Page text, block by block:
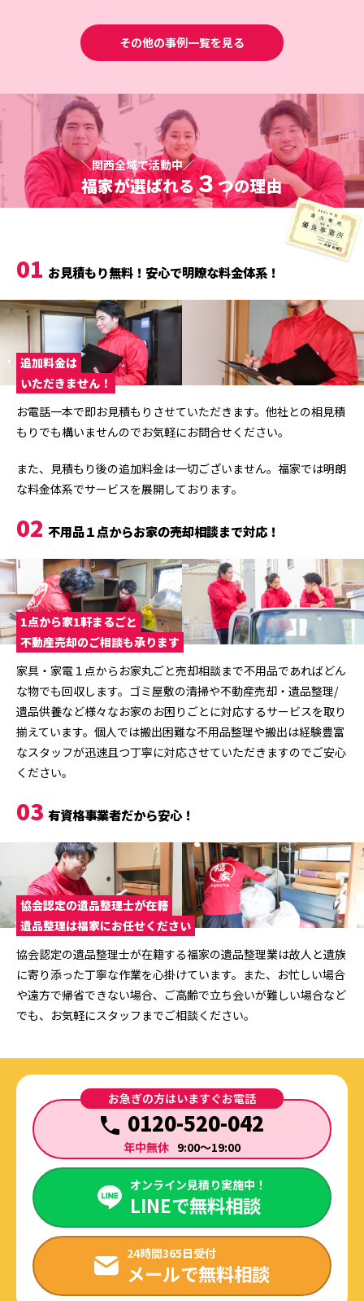
その他の事例一覧を見る
＼関西全域で活動中／
福家が選ばれる３つの理由
01 お見積もり無料！安心で明瞭な料金体系！
追加料金は
いただきません！
お電話一本で即お見積もりさせていただきます。他社との相見積
もりでも構いませんのでお気軽にお問合せください。
また、見積もり後の追加料金は一切ございません。福家では明朗
な料金体系でサービスを展開しております。
02 不用品１点からお家の売却相談まで対応！
1点から家1軒まるごと
不動産売却のご相談も承ります
家具・家電１点からお家丸ごと売却相談まで不用品であればどん
な物でも回収します。ゴミ屋敷の清掃や不動産売却・遺品整理/
遺品供養など様々なお家のお困りごとに対応するサービスを取り
揃えています。個人では搬出困難な不用品整理や搬出は経験豊富
なスタッフが迅速且つ丁寧に対応させていただきますのでご安心
ください。
03 有資格事業者だから安心！
協会認定の遺品整理士が在籍
遺品整理は福家にお任せください
協会認定の遺品整理士が在籍する福家の遺品整理業は故人と遺族
に寄り添った丁寧な作業を心掛けています。また、お忙しい場合
や遠方で帰省できない場合、ご高齢で立ち会いが難しい場合など
でも、お気軽にスタッフまでご相談ください。
お急ぎの方はいますぐお電話
0120-520-042
年中無休 9:00～19:00
オンライン見積り実施中！
LINEで無料相談
24時間365日受付
メールで無料相談